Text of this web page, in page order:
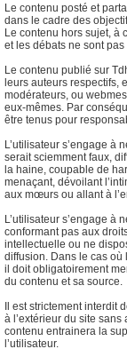
Le contenu posté et
dans le cadre des
Le contenu hors sujet, à
et les débats ne sont
Le contenu publié sur
leurs auteurs respectifs,
modérateurs, ou
eux-mêmes. Par
être tenus pour
L’utilisateur s’engage à
serait sciemment faux,
la haine, coupable de
menaçant, dévoilant
aux mœurs ou allant à
L’utilisateur s’engage à
conformant pas aux
intellectuelle ou ne
diffusion. Dans le cas où
il doit obligatoirement
du contenu et sa source.
Il est strictement interdit
à l’extérieur du site
contenu entrainera la
l’utilisateur.